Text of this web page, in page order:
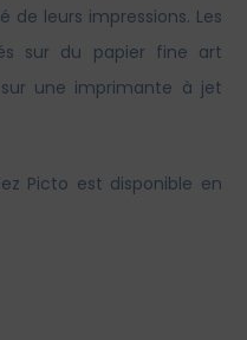
de leurs impressions. Les
sur du papier fine art
une imprimante à jet
Picto est disponible en